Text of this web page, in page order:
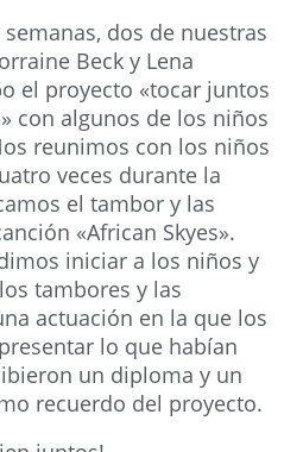
dos de nuestras
Beck y Lena
el proyecto «tocar juntos
con algunos de los niños
reunimos con los niños
veces durante la
el tambor y las
«African Skyes».
iniciar a los niños y
tambores y las
actuación en la que los
lo que habían
un diploma y un
recuerdo del proyecto.